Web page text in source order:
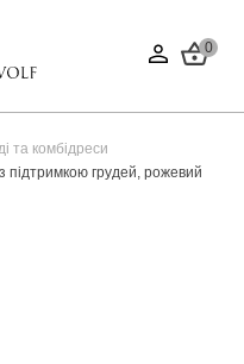
0
та комбідреси
підтримкою грудей, рожевий